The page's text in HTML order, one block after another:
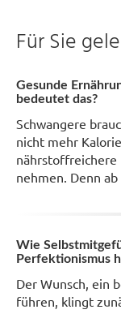
Für Sie
Gesunde
bedeutet das?
Schwangere
nicht mehr
nährstoffreichere
nehmen. Denn
Wie
Perfektionismus
Der Wunsch, ein
führen, klingt